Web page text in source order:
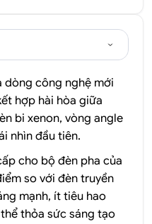
dòng công nghệ mới
hợp hài hòa giữa
bi xenon, vòng angle
nhìn đầu tiên.
cho bộ đèn pha của
so với đèn truyền
mạnh, ít tiêu hao
thỏa sức sáng tạo